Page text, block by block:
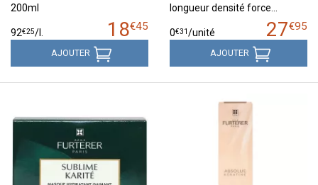
200ml
18€45
92€25/
AJOUTER
longueur densité force…
27€95
0€31/unité
AJOUTER